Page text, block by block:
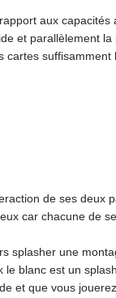
aux capacités
et parallèlement la
cartes suffisamment
de ses deux
car chacune de
splasher une
blanc est un
et que vous